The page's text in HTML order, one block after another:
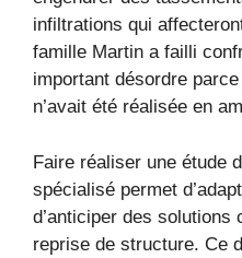
infiltrations qui
famille Martin a failli
important désordre
n’avait été réalisée en
Faire réaliser une étude
spécialisé permet
d’anticiper des solutions
reprise de structure. Ce